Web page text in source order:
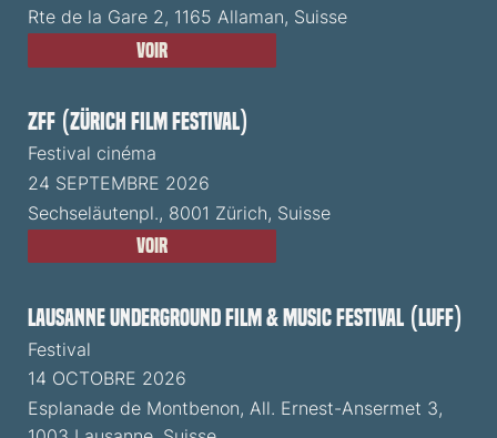
Rte de la Gare 2, 1165 Allaman, Suisse
Voir
ZFF (Zürich Film Festival)
Festival cinéma
24 SEPTEMBRE 2026
Sechseläutenpl., 8001 Zürich, Suisse
Voir
Lausanne Underground Film & Music Festival (LUFF)
Festival
14 OCTOBRE 2026
Esplanade de Montbenon, All. Ernest-Ansermet 3,